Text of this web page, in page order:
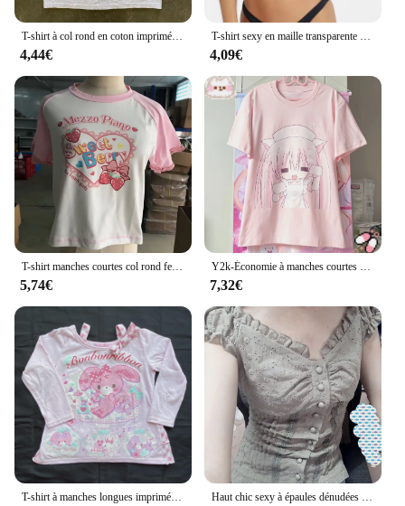
T-shirt à col rond en coton imprimé Harajuku pour hommes et femmes, vêtements de mode vintage, t-shirt Hip Hop de rue, été, Y2K
4,44€
T-shirt sexy en maille transparente pour femmes, haut court, noir, mince, manches courtes, vêtements pour femmes, chemisier transparent
4,09€
T-shirt manches courtes col rond femme, mignon, estival, à la mode, Harvey imprimé, Y2k Y-2024
5,74€
Y2k-Économie à manches courtes pour femmes, vêtements pour femmes, dessin animé mignon, impression d'anime, sous-culture, Harajuku, nouveau, t-shirts doux Kawaii, été
7,32€
T-shirt à manches longues imprimé anime pour femmes, faux deux t-shirts, t-shirts japonais Y2K, vêtements mignons décontractés, mode Haut chic sexy à épaules dénudées pour dames, petit parfum, beaux vêtements pour dames, médicaments de rue Y2K, vente en gros de médicaments